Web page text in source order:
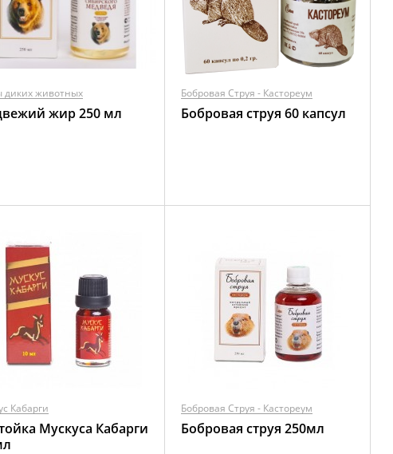
животных
жир 250 мл
Бобровая Струя - Кастореум
Бобровая струя 60 капсул
Кабарги
Мускуса Кабарги
Бобровая Струя - Кастореум
Бобровая струя 250мл